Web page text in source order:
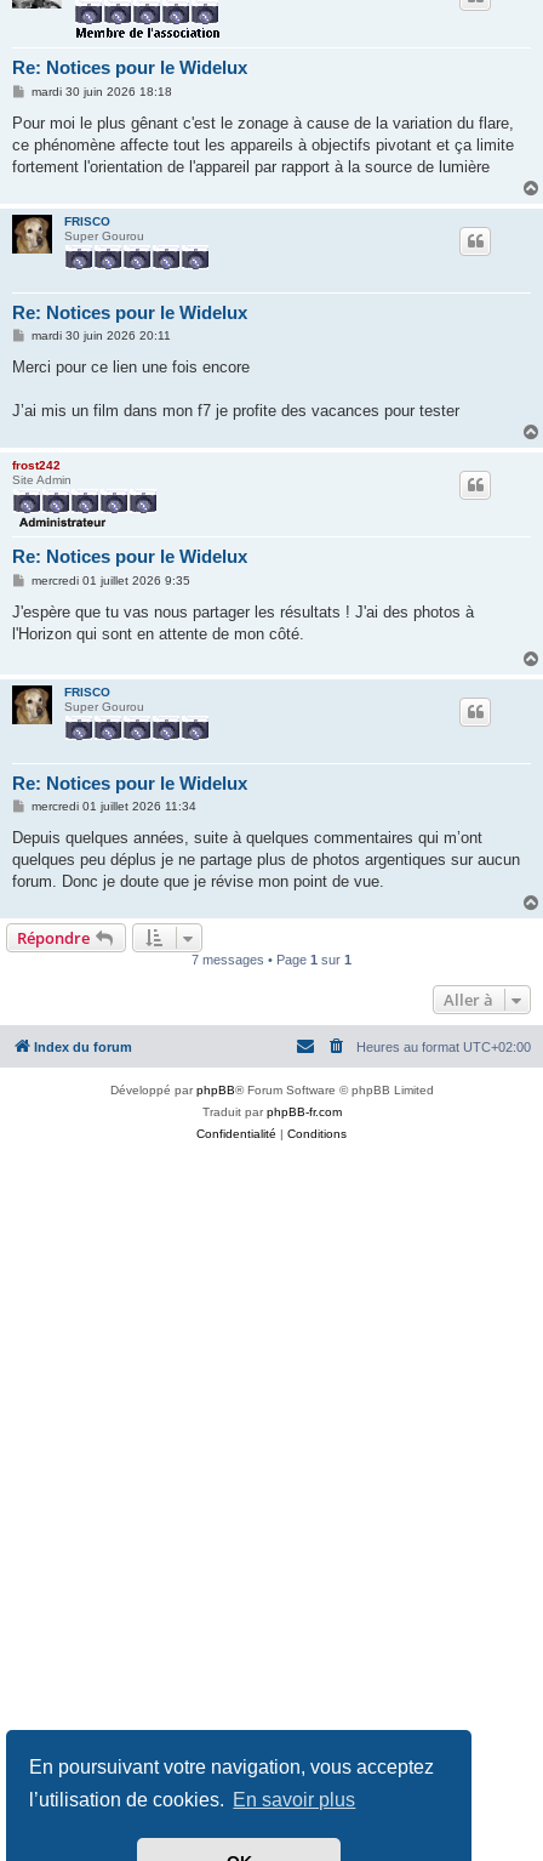
En poursuivant votre navigation, vous acceptez
l’utilisation de cookies. En savoir plus
Re: Notices pour le Widelux
M
s
a
g
mardi 30 juin 2026 18:18
Pour moi le plus gênant c'est le zonage à cause de la variation du flare,
ce phénomène affecte tout les appareils à objectifs pivotant et ça limite
fortement l'orientation de l'appareil par rapport à la source de lumière
FRISCO
Super Gourou
Re: Notices pour le Widelux
M
s
g
mardi 30 juin 2026 20:11
Merci pour ce lien une fois encore
J’ai mis un film dans mon f7 je profite des vacances pour tester
frost242
Site Admin
Re: Notices pour le Widelux
M
s
a
mercredi 01 juillet 2026 9:35
J'espère que tu vas nous partager les résultats ! J'ai des photos à
l'Horizon qui sont en attente de mon côté.
FRISCO
Super Gourou
Re: Notices pour le Widelux
M
s
s
a
g
mercredi 01 juillet 2026 11:34
Depuis quelques années, suite à quelques commentaires qui m’ont
quelques peu déplus je ne partage plus de photos argentiques sur aucun
forum. Donc je doute que je révise mon point de vue.
Répondre
7 messages • Page 1 sur 1
Aller à
Index du forum Heures au format UTC+02:00
Développé parphpBB® Forum Software © phpBB Limited
Traduit parphpBB-fr.com
Confidentialité | Conditions